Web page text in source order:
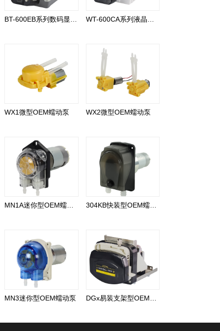
WX1微型OEM蠕动泵 WX2微型OEM蠕动泵
MN1A迷你型OEM蠕动泵 304KB快装型OEM蠕动泵
MN3迷你型OEM蠕动泵